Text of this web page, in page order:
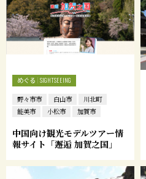
めぐる SIGHTSEEING
野々市市 白山市
川北町
能美市
小松市 加賀市
中国向け観光モデルツアー情
報サイト「邂逅 加賀之国」